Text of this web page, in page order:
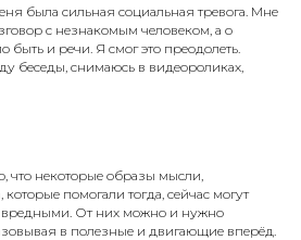
была сильная социальная тревога. Мне
с незнакомым человеком, а о
быть и речи. Я смог это преодолеть.
беседы, снимаюсь в видеороликах,
что некоторые образы мысли,
помогали тогда, сейчас могут
вредными. От них можно и нужно
в полезные и двигающие вперёд.